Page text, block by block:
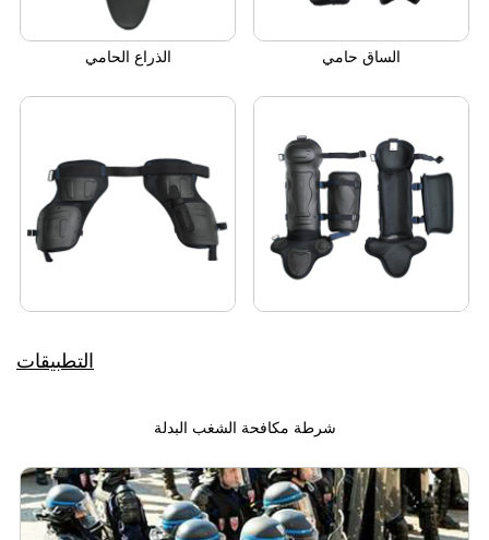
الذراع الحامي الساق حامي
التطبيقات
شرطة مكافحة الشغب البدلة